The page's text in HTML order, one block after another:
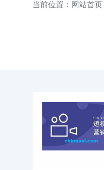
当前位置： 网站首页